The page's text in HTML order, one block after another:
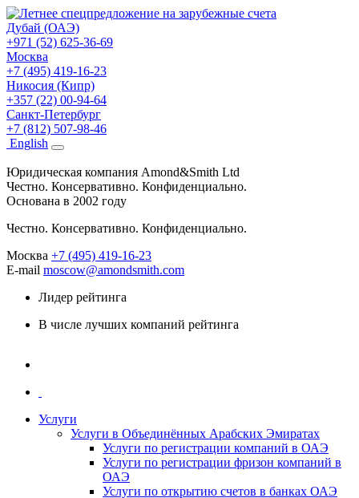
Дубай (ОАЭ)
+971 (52) 625-36-69
Москва
+7 (495) 419-16-23
Никосия (Кипр)
+357 (22) 00-94-64
Санкт-Петербург
+7 (812) 507-98-46
English
Юридическая компания Amond&Smith Ltd
Честно. Консервативно. Конфиденциально.
Основана в 2002 году
Честно. Консервативно. Конфиденциально.
Москва +7 (495) 419-16-23
E-mail moscow@amondsmith.com
Лидер рейтинга
В числе лучших компаний рейтинга
Услуги
Услуги в Объединённых Арабских Эмиратах
Услуги по регистрации компаний в ОАЭ
Услуги по регистрации фризон компаний в
ОАЭ
Услуги по открытию счетов в банках ОАЭ